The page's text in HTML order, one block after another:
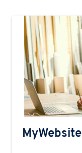
MyWebsite